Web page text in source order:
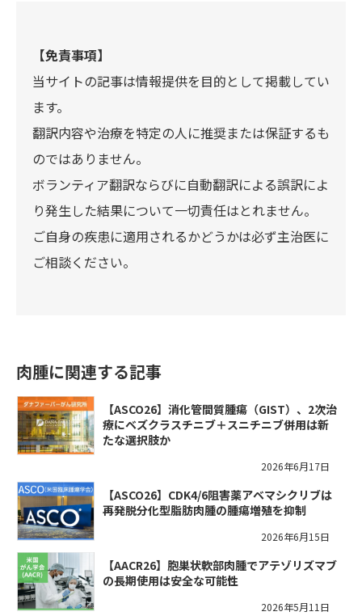
【免責事項】
当サイトの記事は情報提供を目的として掲載してい
ます。
翻訳内容や治療を特定の人に推奨または保証するも
のではありません。
ボランティア翻訳ならびに自動翻訳による誤訳によ
り発生した結果について一切責任はとれません。
ご自身の疾患に適用されるかどうかは必ず主治医に
ご相談ください。
肉腫に関連する記事
【ASCO26】消化管間質腫瘍（GIST）、2次治
療にベズクラスチニブ＋スニチニブ併用は新
たな選択肢か
2026年6月17日
【ASCO26】CDK4/6阻害薬アベマシクリブは
再発脱分化型脂肪肉腫の腫瘍増殖を抑制
2026年6月15日
【AACR26】胞巣状軟部肉腫でアテゾリズマブ
の長期使用は安全な可能性
2026年5月11日